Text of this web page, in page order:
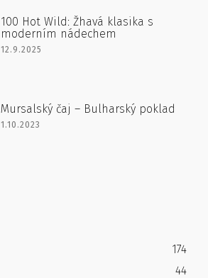
100 Hot Wild: Žhavá klasika s
moderním nádechem
12.9.2025
Mursalský čaj – Bulharský poklad
1.10.2023
174
44